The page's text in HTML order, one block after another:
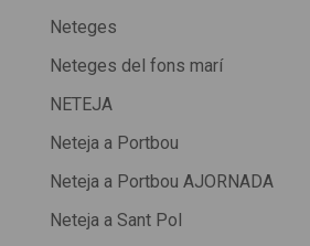
Neteges
Neteges del fons marí
NETEJA
Neteja a Portbou
Neteja a Portbou AJORNADA
Neteja a Sant Pol